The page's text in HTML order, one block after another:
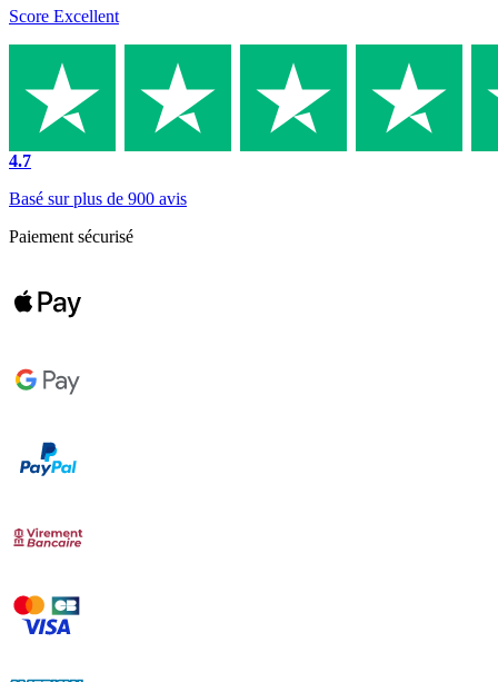
Score Excellent
4.7
Basé sur plus de 900 avis
Paiement sécurisé